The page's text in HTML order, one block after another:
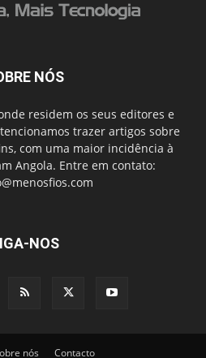
NÓS
residem os seus editores e
trazer artigos sobre
com uma maior incidência à
Angola. Entre em contato:
NOS
nós Contacto